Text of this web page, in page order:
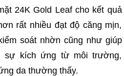
24K Gold Leaf cho kết quả
rất nhiều đạt độ căng mịn,
soát nhờn cũng như giúp
sự kích ứng từ môi trường,
da thường thấy.